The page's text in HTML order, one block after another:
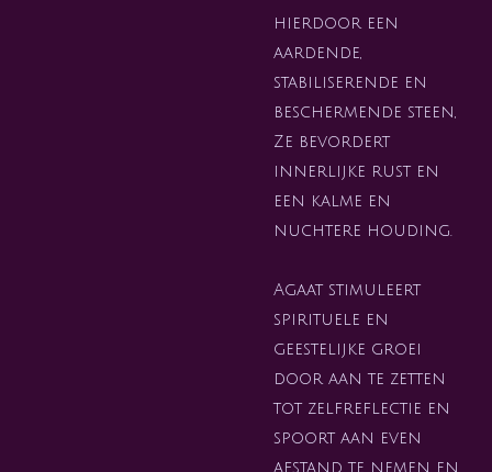
hierdoor een
aardende,
stabiliserende en
beschermende steen,
Ze bevordert
innerlijke rust en
een kalme en
nuchtere houding.
Agaat stimuleert
spirituele en
geestelijke groei
door aan te zetten
tot zelfreflectie en
spoort aan even
afstand te nemen en